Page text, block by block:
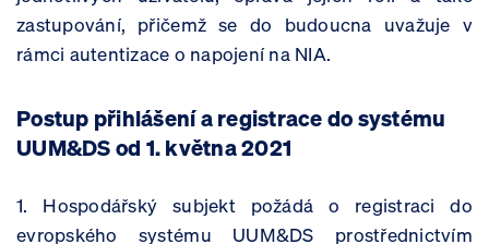
zastupování, přičemž se do budoucna uvažuje v
rámci autentizace o napojení na NIA.
Postup přihlášení a registrace do systému
UUM&DS od 1. května 2021
1. Hospodářský subjekt požádá o registraci do
evropského systému UUM&DS prostřednictvím